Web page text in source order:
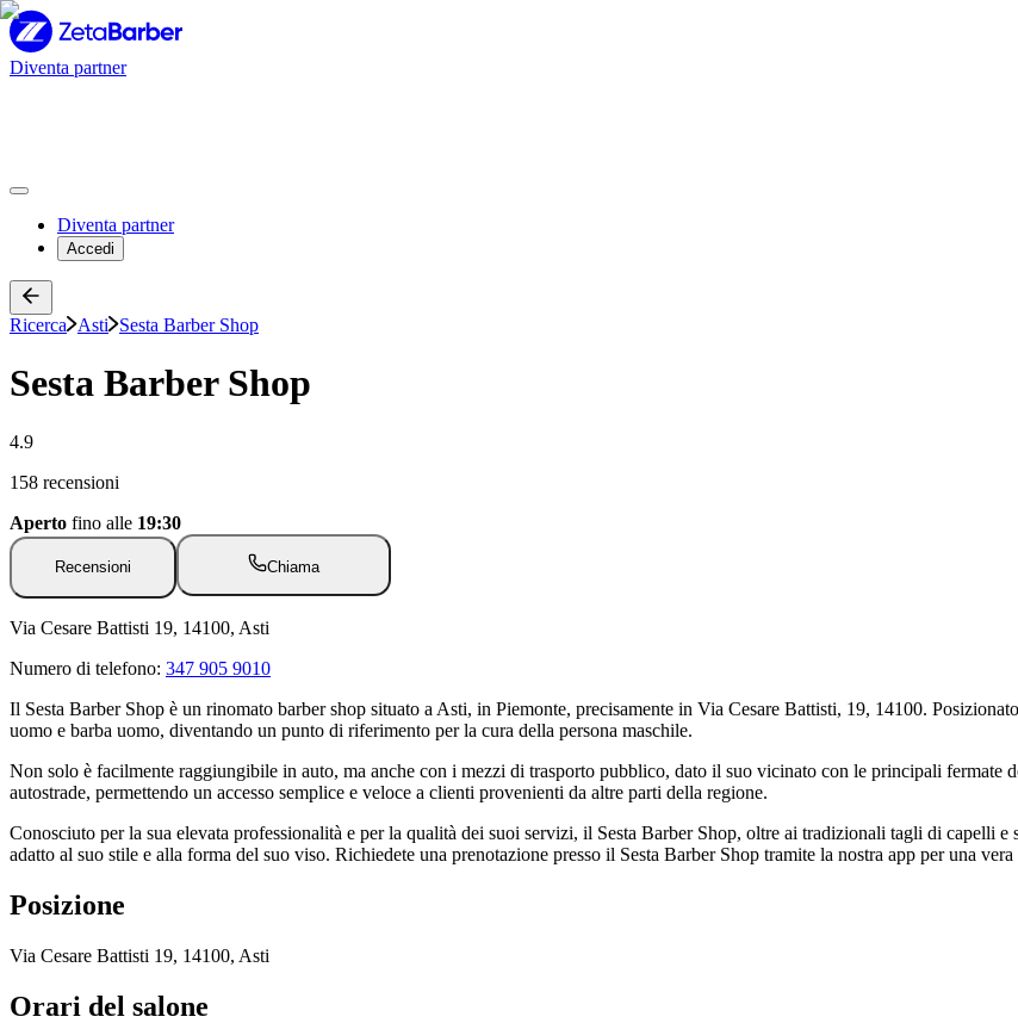
Diventa partner
Diventa partner
Accedi
Ricerca Asti Sesta Barber Shop
Sesta Barber Shop
4.9
158 recensioni
Aperto fino alle 19:30
Recensioni Chiama
Via Cesare Battisti 19, 14100, Asti
Numero di telefono: 347 905 9010
Il Sesta Barber Shop è un rinomato barber shop situato a Asti, in Piemonte, precisamente in Via Cesare Battisti, 19, 14100.
uomo e barba uomo, diventando un punto di riferimento per la cura della persona maschile.
Non solo è facilmente raggiungibile in auto, ma anche con i mezzi di trasporto pubblico, dato il suo vicinato con le principali fermate
autostrade, permettendo un accesso semplice e veloce a clienti provenienti da altre parti della regione.
Conosciuto per la sua elevata professionalità e per la qualità dei suoi servizi, il Sesta Barber Shop, oltre ai tradizionali tagli di capelli
adatto al suo stile e alla forma del suo viso. Richiedete una prenotazione presso il Sesta Barber Shop tramite la nostra app per una
Posizione
Via Cesare Battisti 19, 14100, Asti
Orari del salone